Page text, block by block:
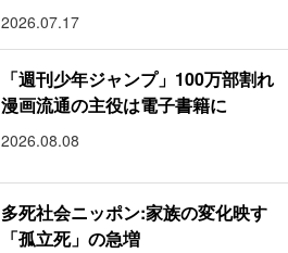
2026.07.17
「週刊少年ジャンプ」100万部割れ
漫画流通の主役は電子書籍に
2026.08.08
多死社会ニッポン:家族の変化映す
「孤立死」の急増